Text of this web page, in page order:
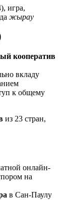
игра,
жырау
кооператив
вкладу
к общему
из 23 стран,
онлайн-
на
в Сан-Паулу